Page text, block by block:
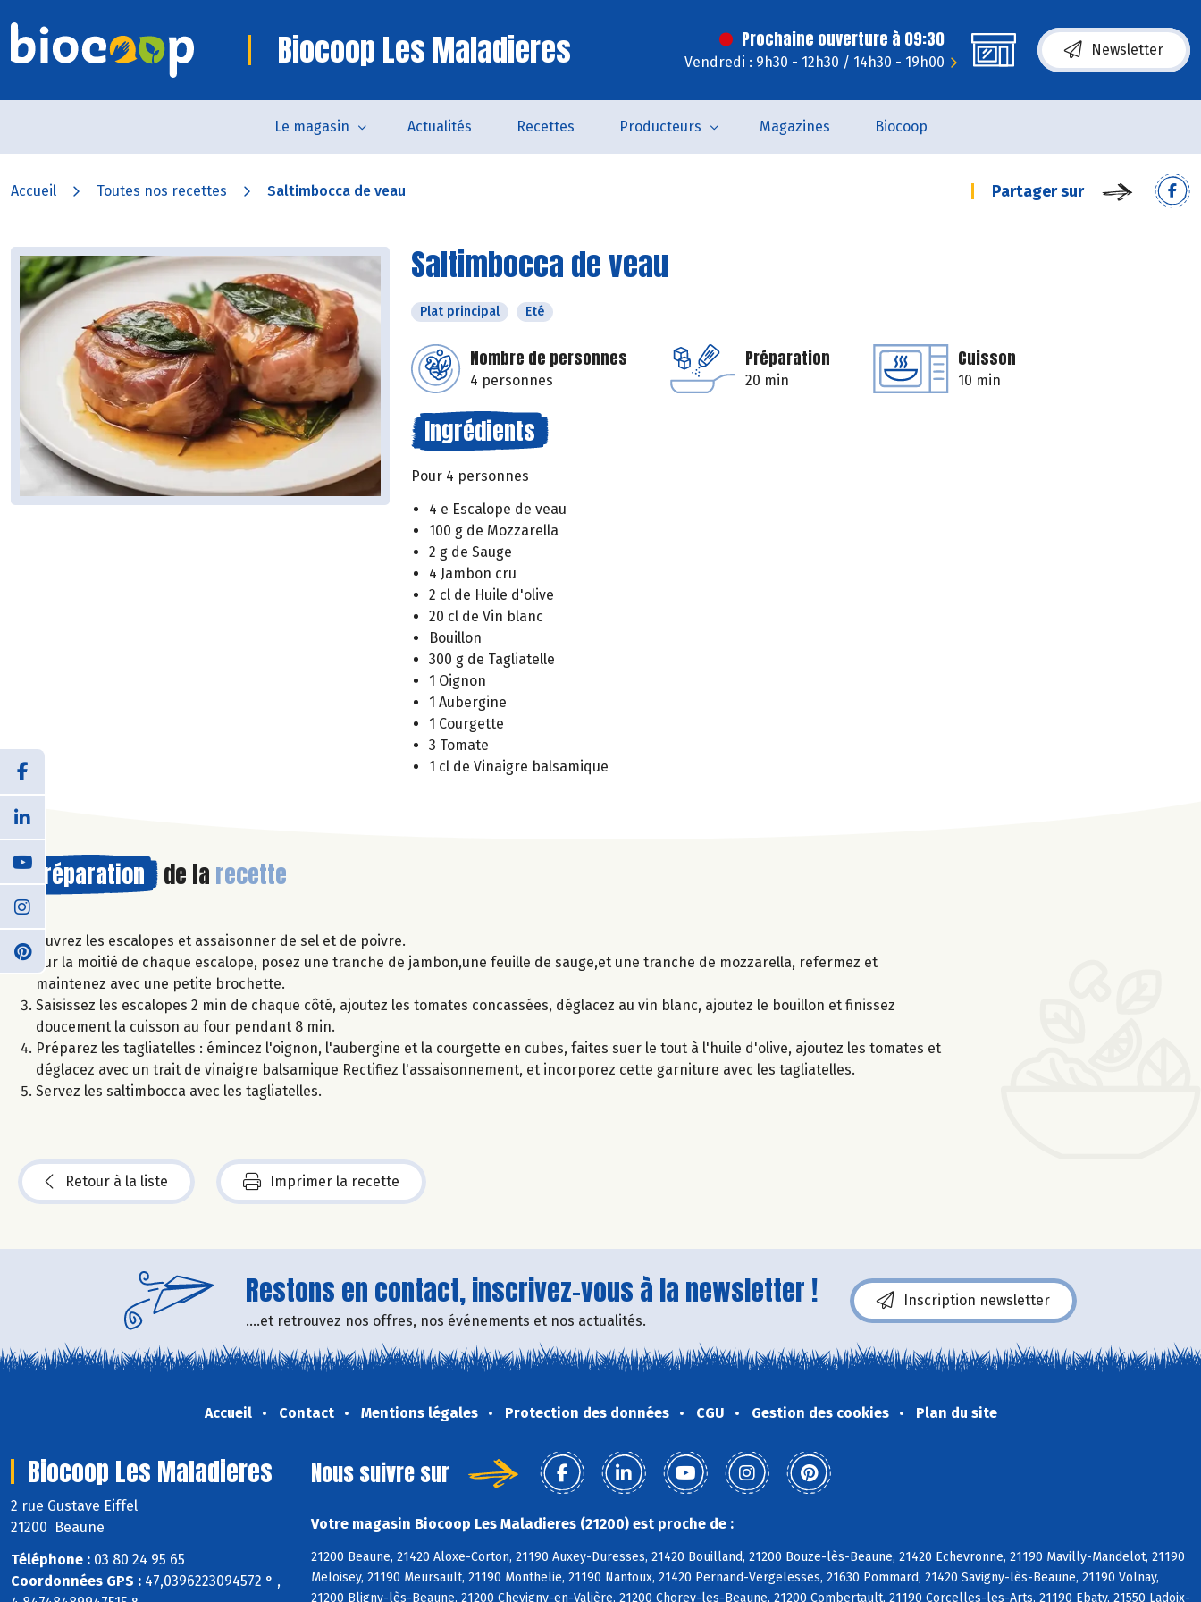
Biocoop Les Maladieres Prochaine ouverture à 09:30
Vendredi : 9h30 - 12h30 / 14h30 - 19h00
Newsletter
Le magasin Actualités Recettes Producteurs Magazines Biocoop
Accueil Toutes nos recettes Saltimbocca de veau Partager sur
Saltimbocca de veau
Plat principal Eté
Nombre de personnes
4 personnes
Préparation
20 min
Cuisson
10 min
Ingrédients
Pour 4 personnes
4 e Escalope de veau
100 g de Mozzarella
2 g de Sauge
4 Jambon cru
2 cl de Huile d'olive
20 cl de Vin blanc
Bouillon
300 g de Tagliatelle
1 Oignon
1 Aubergine
1 Courgette
3 Tomate
1 cl de Vinaigre balsamique
Préparation de la recette
Ouvrez les escalopes et assaisonner de sel et de poivre.
Sur la moitié de chaque escalope, posez une tranche de jambon,une feuille de sauge,et une tranche de mozzarella, refermez et
maintenez avec une petite brochette.
Saisissez les escalopes 2 min de chaque côté, ajoutez les tomates concassées, déglacez au vin blanc, ajoutez le bouillon et finissez
doucement la cuisson au four pendant 8 min.
Préparez les tagliatelles : émincez l'oignon, l'aubergine et la courgette en cubes, faites suer le tout à l'huile d'olive, ajoutez les tomates et
déglacez avec un trait de vinaigre balsamique Rectifiez l'assaisonnement, et incorporez cette garniture avec les tagliatelles.
Servez les saltimbocca avec les tagliatelles.
Retour à la liste Imprimer la recette
Restons en contact, inscrivez-vous à la newsletter !
....et retrouvez nos offres, nos événements et nos actualités.
Inscription newsletter
Accueil Contact Mentions légales Protection des données CGU Gestion des cookies Plan du site
Biocoop Les Maladieres
2 rue Gustave Eiffel
21200 Beaune
Téléphone : 03 80 24 95 65
Coordonnées GPS : 47,0396223094572 ° ,
Nous suivre sur
Votre magasin Biocoop Les Maladieres (21200) est proche de :
21200 Beaune, 21420 Aloxe-Corton, 21190 Auxey-Duresses, 21420 Bouilland, 21200 Bouze-lès-Beaune, 21420 Echevronne, 21190 Mavilly-Mandelot, 21190
Meloisey, 21190 Meursault, 21190 Monthelie, 21190 Nantoux, 21420 Pernand-Vergelesses, 21630 Pommard, 21420 Savigny-lès-Beaune, 21190 Volnay,
21200 Bligny-lès-Beaune, 21200 Chevigny-en-Valière, 21200 Chorey-les-Beaune, 21200 Combertault, 21190 Corcelles-les-Arts, 21190 Ebaty, 21550 Ladoix-